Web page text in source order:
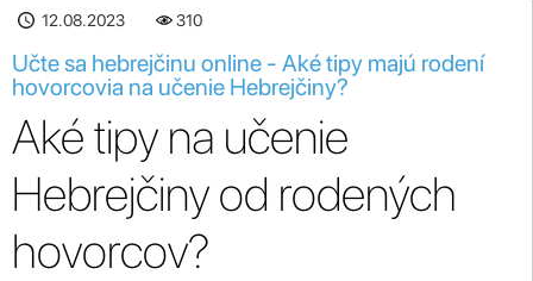
12.08.2023 310
Učte sa hebrejčinu online - Aké tipy majú rodení
hovorcovia na učenie Hebrejčiny?
Aké tipy na učenie
Hebrejčiny od rodených
hovorcov?